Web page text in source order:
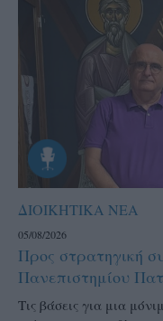
ΔΙΟΙΚΗΤΙΚΑ ΝΕΑ
05/08/2026
Προς στρατηγική
Πανεπιστημίου
Τις βάσεις για μια